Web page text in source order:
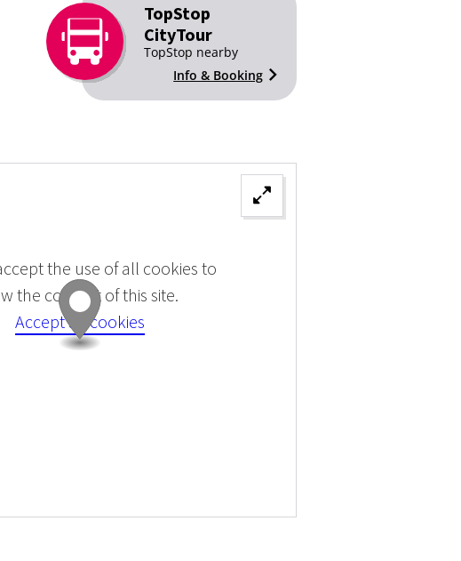
TopStop
CityTour
TopStop nearby
Info & Booking
the use of all cookies to
the content of this site.
Accept all cookies